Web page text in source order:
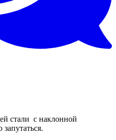
стали с наклонной